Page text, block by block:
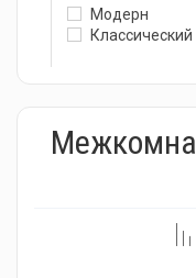
Модерн
Классический